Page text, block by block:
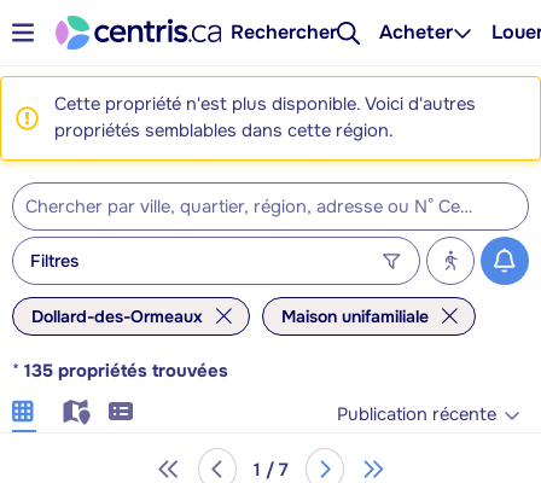
Rechercher Acheter
Cette propriété n'est plus disponible. Voici d'autres
propriétés semblables dans cette région.
Filtres
Dollard-des-Ormeaux Maison unifamiliale
* 135 propriétés trouvées
Publication récente
1 / 7